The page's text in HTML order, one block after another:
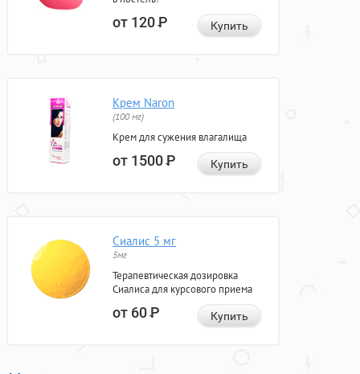
от 120Р Купить
Крем Naron
(100 мг)
Крем для сужения влагалища
от 1500Р Купить
Сиалис 5 мг
5мг
Терапевтическая дозировка
Сиалиса для курсового приема
от 60Р Купить